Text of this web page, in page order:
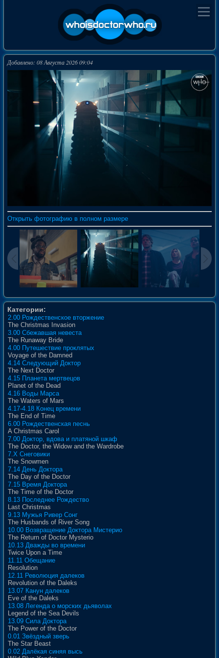
Добавлено: 08 Августа 2026 09:04
Открыть фотографию в полном размере
Категории:
2.00 Рождественское вторжение
The Christmas Invasion
3.00 Сбежавшая невеста
The Runaway Bride
4.00 Путешествие проклятых
Voyage of the Damned
4.14 Следующий Доктор
The Next Doctor
4.15 Планета мертвецов
Planet of the Dead
4.16 Воды Марса
The Waters of Mars
4.17-4.18 Конец времени
The End of Time
6.00 Рождественская песнь
A Christmas Carol
7.00 Доктор, вдова и платяной шкаф
The Doctor, the Widow and the Wardrobe
7.X Снеговики
The Snowmen
7.14 День Доктора
The Day of the Doctor
7.15 Время Доктора
The Time of the Doctor
8.13 Последнее Рождество
Last Christmas
9.13 Мужья Ривер Сонг
The Husbands of River Song
10.00 Возвращение Доктора Мистерио
The Return of Doctor Mysterio
10.13 Дважды во времени
Twice Upon a Time
11.11 Обещание
Resolution
12.11 Революция далеков
Revolution of the Daleks
13.07 Канун далеков
Eve of the Daleks
13.08 Легенда о морских дьяволах
Legend of the Sea Devils
13.09 Сила Доктора
The Power of the Doctor
0.01 Звёздный зверь
The Star Beast
0.02 Далёкая синяя высь